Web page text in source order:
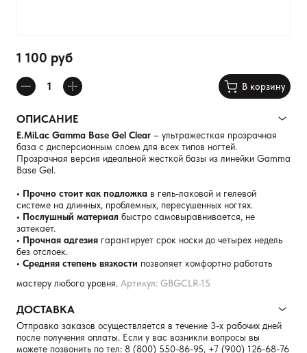
1 100 руб
В корзину
ОПИСАНИЕ
E.MiLac Gamma Base Gel Clear – ультражесткая прозрачная
база с дисперсионным слоем для всех типов ногтей.
Прозрачная версия идеальной жесткой базы из линейки Gamma
Base Gel.
• Прочно стоит как подложка в гель-лаковой и гелевой
системе на длинных, проблемных, пересушенных ногтях.
• Послушный материал быстро самовыравнивается, не
затекает.
• Прочная адгезия гарантирует срок носки до четырех недель
без отслоек.
• Средняя степень вязкости позволяет комфортно работать
мастеру любого уровня. Артикул: GBGCLR-15
ДОСТАВКА
Отправка заказов осуществляется в течение 3-х рабочих дней
после получения оплаты. Если у вас возникли вопросы вы
можете позвонить по тел: 8 (800) 550-86-95, +7 (900) 126-68-76